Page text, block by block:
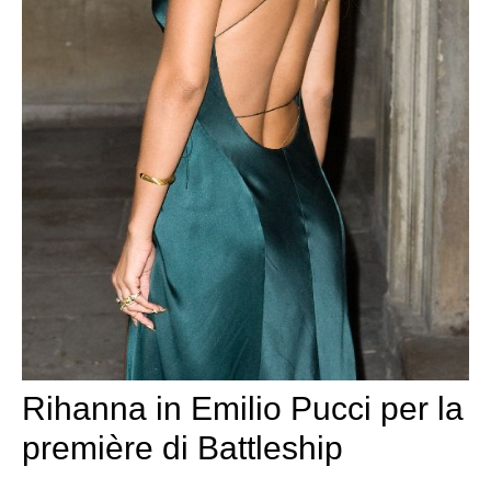
Rihanna in Emilio Pucci per la
première di Battleship